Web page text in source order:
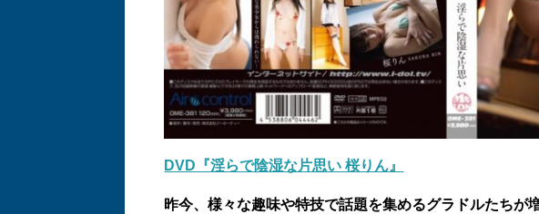
DVD『淫らで陰湿な片思い 桜りん』
昨今、様々な趣味や特技で話題を集めるグラドルたちが